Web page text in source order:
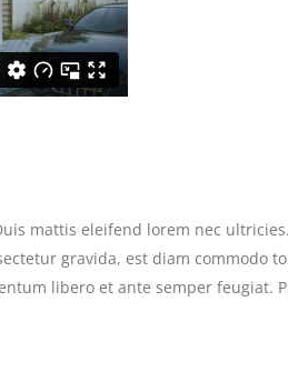
mattis eleifend lorem nec
gravida, est diam commodo
libero et ante semper feugiat.